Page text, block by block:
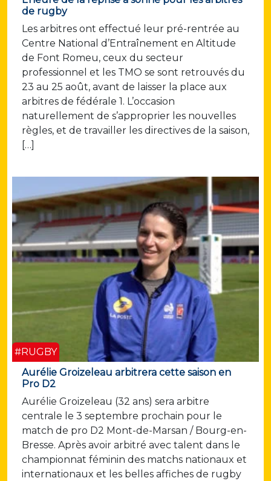
de rugby
Les arbitres ont effectué leur pré-rentrée au
Centre National d’Entraînement en Altitude
de Font Romeu, ceux du secteur
professionnel et les TMO se sont retrouvés du
23 au 25 août, avant de laisser la place aux
arbitres de fédérale 1. L’occasion
naturellement de s’approprier les nouvelles
règles, et de travailler les directives de la saison,
[…]
#RUGBY
Aurélie Groizeleau arbitrera cette saison en
Pro D2
Aurélie Groizeleau (32 ans) sera arbitre
centrale le 3 septembre prochain pour le
match de pro D2 Mont-de-Marsan / Bourg-en-
Bresse. Après avoir arbitré avec talent dans le
championnat féminin des matchs nationaux et
internationaux et les belles affiches de rugby